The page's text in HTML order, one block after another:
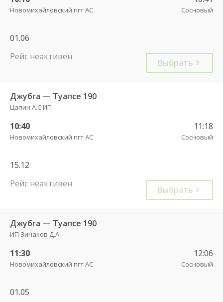
Новомихайловский пгт АС Сосновый
01.06
Рейс неактивен
Выбрать
Джубга — Туапсе 190
Цапин А.С.ИП
10:40
Новомихайловский пгт АС
11:18
Сосновый
15.12
Рейс неактивен
Выбрать
Джубга — Туапсе 190
ИП Зинаков Д.А.
11:30
Новомихайловский пгт АС
12:06
Сосновый
01.05